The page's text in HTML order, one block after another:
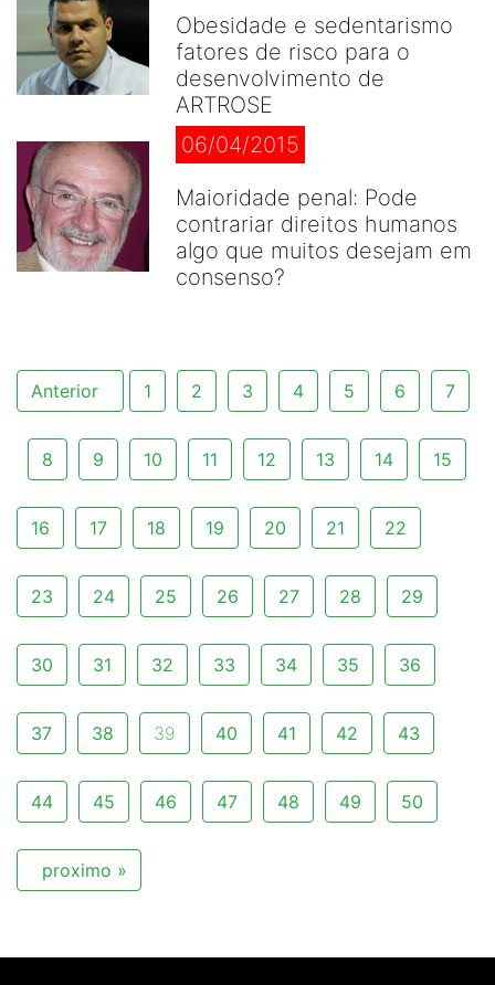
Obesidade e sedentarismo
fatores de risco para o
desenvolvimento de
ARTROSE
06/04/2015
Maioridade penal: Pode
contrariar direitos humanos
algo que muitos desejam em
consenso?
Anterior 1 2 3 4 5 6 7
8 9 10 11 12 13 14 15
16 17 18 19 20 21 22
23 24 25 26 27 28 29
30 31 32 33 34 35 36
37 38 39 40 41 42 43
44 45 46 47 48 49 50
proximo »